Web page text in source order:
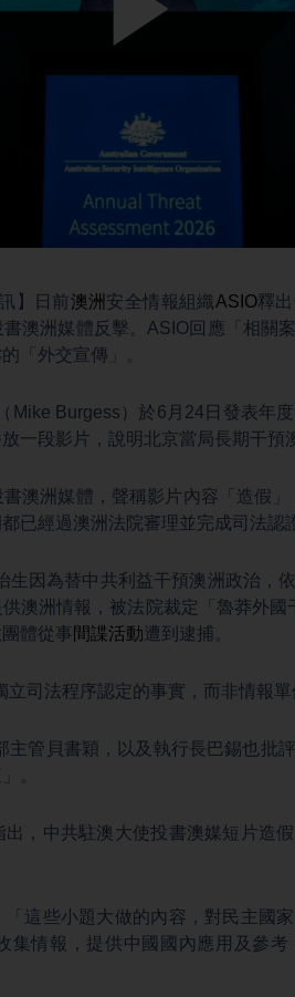
Video
】日前澳洲 安全情報組織 ASIO釋
澳洲媒體反擊。ASIO回應「相關
「外交宣傳」。
Mike Burgess）於6月24日發表年
一段影片，說明北京當局長期干預
澳洲媒體，聲稱影片內容「造假
已經過澳洲法院審理並完成司法認
生因為替中共利益干預澳洲政治，
澳洲情報，被法院裁定「魯莽外國
體從事間諜活動遭到逮捕。
司法程序認定的事實，而非情報單
主管貝書穎，以及執行長巴錫也批
。
，中共駐澳大使投書澳媒短片造假
這些小題大做的內容，對民主國
集情報，提供中國國內應用及參